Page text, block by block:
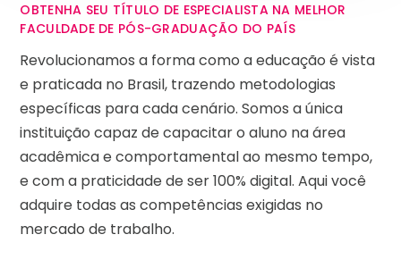
OBTENHA SEU TÍTULO DE ESPECIALISTA NA MELHOR
FACULDADE DE PÓS-GRADUAÇÃO DO PAÍS
Revolucionamos a forma como a educação é vista
e praticada no Brasil, trazendo metodologias
específicas para cada cenário. Somos a única
instituição capaz de capacitar o aluno na área
acadêmica e comportamental ao mesmo tempo,
e com a praticidade de ser 100% digital. Aqui você
adquire todas as competências exigidas no
mercado de trabalho.